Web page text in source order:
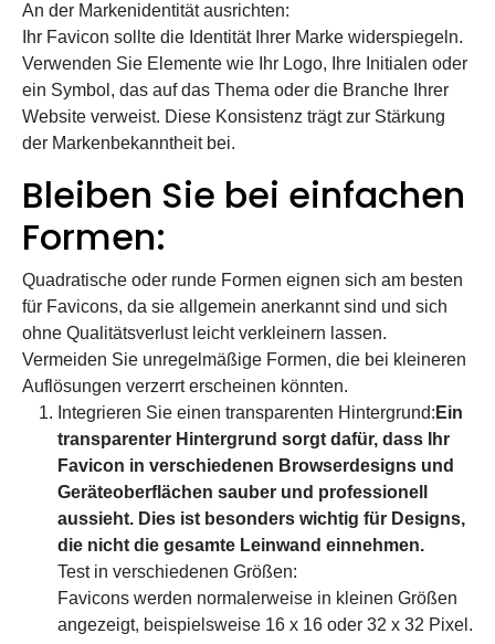
An der Markenidentität ausrichten:
Ihr Favicon sollte die Identität Ihrer Marke widerspiegeln.
Verwenden Sie Elemente wie Ihr Logo, Ihre Initialen oder
ein Symbol, das auf das Thema oder die Branche Ihrer
Website verweist. Diese Konsistenz trägt zur Stärkung
der Markenbekanntheit bei.
Bleiben Sie bei einfachen
Formen:
Quadratische oder runde Formen eignen sich am besten
für Favicons, da sie allgemein anerkannt sind und sich
ohne Qualitätsverlust leicht verkleinern lassen.
Vermeiden Sie unregelmäßige Formen, die bei kleineren
Auflösungen verzerrt erscheinen könnten.
Integrieren Sie einen transparenten Hintergrund: Ein
transparenter Hintergrund sorgt dafür, dass Ihr
Favicon in verschiedenen Browserdesigns und
Geräteoberflächen sauber und professionell
aussieht. Dies ist besonders wichtig für Designs,
die nicht die gesamte Leinwand einnehmen.
Test in verschiedenen Größen:
Favicons werden normalerweise in kleinen Größen
angezeigt, beispielsweise 16 x 16 oder 32 x 32 Pixel.